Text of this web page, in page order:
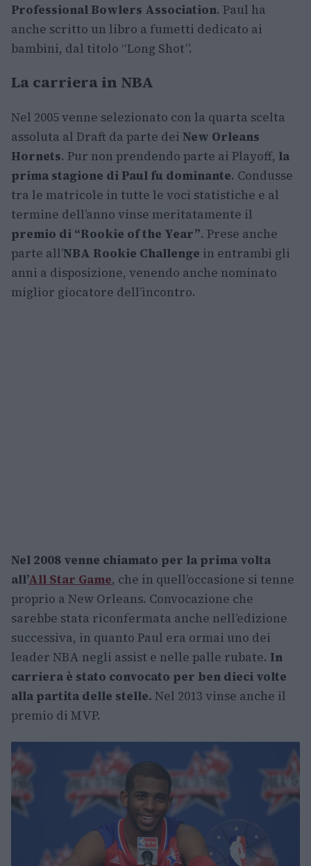
Professional Bowlers Association. Paul ha
anche scritto un libro a fumetti dedicato ai
bambini, dal titolo “Long Shot”.
La carriera in NBA
Nel 2005 venne selezionato con la quarta scelta
assoluta al Draft da parte dei New Orleans
Hornets. Pur non prendendo parte ai Playoff, la
prima stagione di Paul fu dominante. Condusse
tra le matricole in tutte le voci statistiche e al
termine dell’anno vinse meritatamente il
premio di “Rookie of the Year”. Prese anche
parte all’NBA Rookie Challenge in entrambi gli
anni a disposizione, venendo anche nominato
miglior giocatore dell’incontro.
Nel 2008 venne chiamato per la prima volta
all’All Star Game, che in quell’occasione si tenne
proprio a New Orleans. Convocazione che
sarebbe stata riconfermata anche nell’edizione
successiva, in quanto Paul era ormai uno dei
leader NBA negli assist e nelle palle rubate. In
carriera è stato convocato per ben dieci volte
alla partita delle stelle. Nel 2013 vinse anche il
premio di MVP.